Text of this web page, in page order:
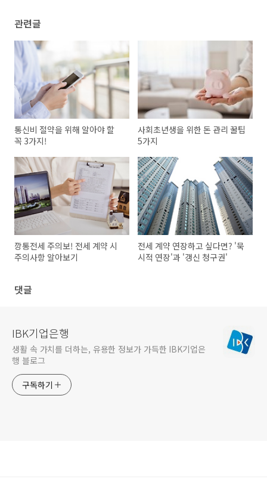
관련글
통신비 절약을 위해 알아야 할
꼭 3가지!
사회초년생을 위한 돈 관리 꿀팁
5가지
깡통전세 주의보! 전세 계약 시
주의사항 알아보기
전세 계약 연장하고 싶다면? '묵
시적 연장'과 '갱신 청구권'
댓글
IBK기업은행
생활 속 가치를 더하는, 유용한 정보가 가득한 IBK기업은
행 블로그
구독하기